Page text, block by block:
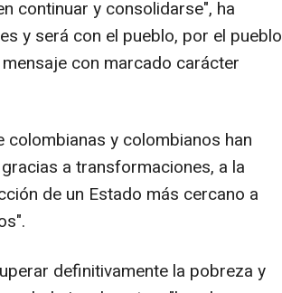
continuar y consolidarse", ha
y será con el pueblo, por el pueblo
con marcado carácter
colombianas y colombianos han
a transformaciones, a la
de un Estado más cercano a
definitivamente la pobreza y